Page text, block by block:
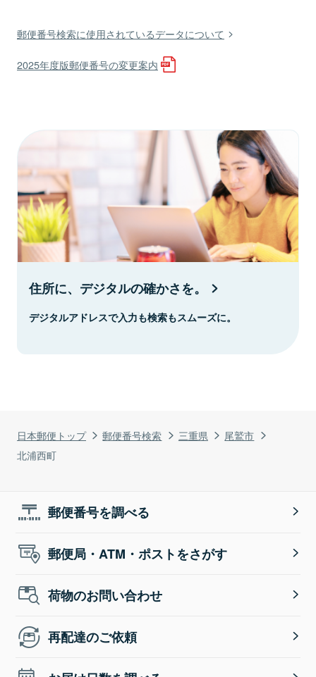
日本郵便トップ 郵便番号検索 三重県
尾鷲市
北浦西町
郵便番号検索に使用されているデータについて
2025年度版郵便番号の変更案内
住所に、デジタルの確かさを。
デジタルアドレスで入力も検索もスムーズに。
郵便番号を調べる
郵便局・ATM・ポストをさがす
荷物のお問い合わせ
再配達のご依頼